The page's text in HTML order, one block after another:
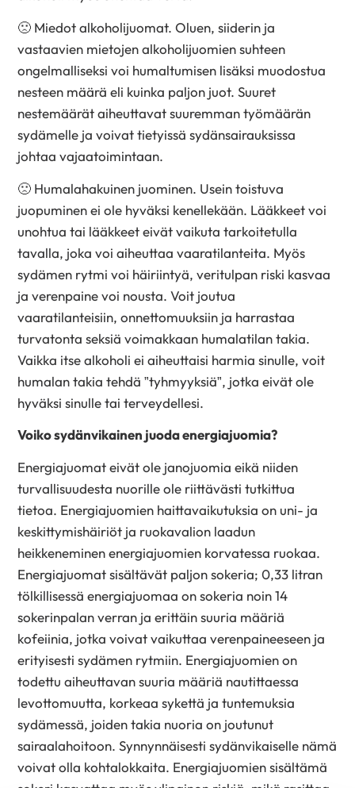
🙁 Miedot alkoholijuomat. Oluen, siiderin ja
vastaavien mietojen alkoholijuomien suhteen
ongelmalliseksi voi humaltumisen lisäksi muodostua
nesteen määrä eli kuinka paljon juot. Suuret
nestemäärät aiheuttavat suuremman työmäärän
sydämelle ja voivat tietyissä sydänsairauksissa
johtaa vajaatoimintaan.
🙁 Humalahakuinen juominen. Usein toistuva
juopuminen ei ole hyväksi kenellekään. Lääkkeet voi
unohtua tai lääkkeet eivät vaikuta tarkoitetulla
tavalla, joka voi aiheuttaa vaaratilanteita. Myös
sydämen rytmi voi häiriintyä, veritulpan riski kasvaa
ja verenpaine voi nousta. Voit joutua
vaaratilanteisiin, onnettomuuksiin ja harrastaa
turvatonta seksiä voimakkaan humalatilan takia.
Vaikka itse alkoholi ei aiheuttaisi harmia sinulle, voit
humalan takia tehdä ”tyhmyyksiä”, jotka eivät ole
hyväksi sinulle tai terveydellesi.
Voiko sydänvikainen juoda energiajuomia?
Energiajuomat eivät ole janojuomia eikä niiden
turvallisuudesta nuorille ole riittävästi tutkittua
tietoa. Energiajuomien haittavaikutuksia on uni- ja
keskittymishäiriöt ja ruokavalion laadun
heikkeneminen energiajuomien korvatessa ruokaa.
Energiajuomat sisältävät paljon sokeria; 0,33 litran
tölkillisessä energiajuomaa on sokeria noin 14
sokerinpalan verran ja erittäin suuria määriä
kofeiinia, jotka voivat vaikuttaa verenpaineeseen ja
erityisesti sydämen rytmiin. Energiajuomien on
todettu aiheuttavan suuria määriä nautittaessa
levottomuutta, korkeaa sykettä ja tuntemuksia
sydämessä, joiden takia nuoria on joutunut
sairaalahoitoon. Synnynnäisesti sydänvikaiselle nämä
voivat olla kohtalokkaita. Energiajuomien sisältämä